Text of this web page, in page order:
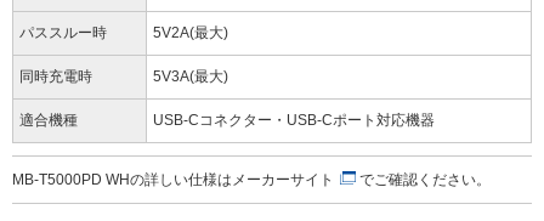
パススルー時 5V2A(最大)
同時充電時 5V3A(最大)
適合機種 USB-Cコネクター・USB-Cポート対応機器
MB-T5000PD WHの詳しい仕様は メーカーサイト でご確認ください。